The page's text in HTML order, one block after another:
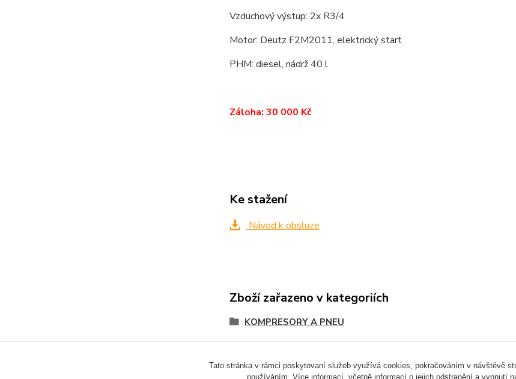
Vzduchový výstup: 2x R3/4
Motor: Deutz F2M2011, elektrický start
PHM: diesel, nádrž 40 l
Záloha: 30 000 Kč
Ke stažení
Návod k obsluze
Zboží zařazeno v kategoriích
KOMPRESORY A PNEU
Tato stránka v rámci poskytovaní služeb využívá cookies, pokračováním v návštěvě
používáním. Více informací, včetně informací o jejich odstranění a vypnutí